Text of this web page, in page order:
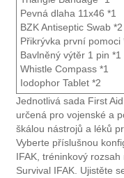
Pevná dlaha 11x46 *1
BZK Antiseptic Swab *2
Přikrývka první pomoci
Bavlněný výtěr 1 pin *1
Whistle Compass *1
Iodophor Tablet *2
Jednotlivá sada First
určená pro vojenské a
škálou nástrojů a léků
Vyberte příslušnou
IFAK, tréninkový
Survival IFAK. Ujistěte